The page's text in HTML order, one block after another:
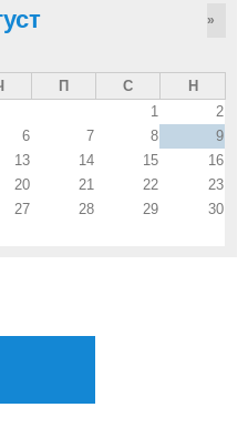
»
П С
Н
1
2
6 7 8
9
13 14 15
16
20 21 22
23
27 28 29
30